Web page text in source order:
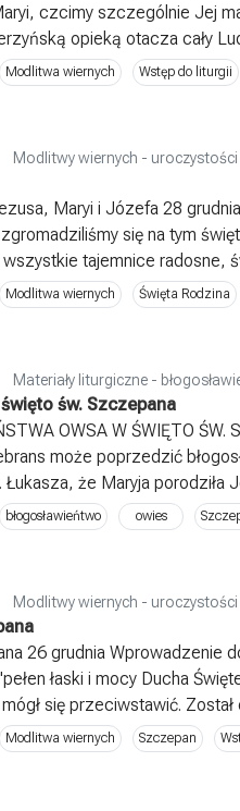
czcimy szczególnie Jej
opieką otacza cały
Modlitwa wiernych Wstęp do liturgii
Modlitwy wiernych - uroczystości
Maryi i Józefa 28
się na tym
tajemnice radosne,
Modlitwa wiernych Święta Rodzina
Materiały liturgiczne -
św. Szczepana
OWSA W ŚWIĘTO
może poprzedzić
że Maryja porodziła
błogosławieńtwo owies
Modlitwy wiernych - uroczystości
26 grudnia Wprowadzenie
łaski i mocy Ducha
się przeciwstawić. Został
Modlitwa wiernych Szczepan